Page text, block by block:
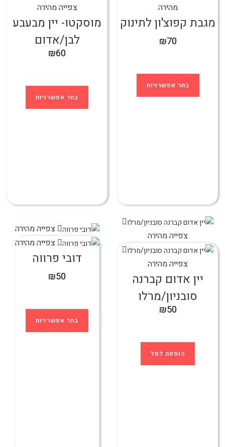
מהירה
מגבת קפוצ'ון לתינוק
₪70
בחר אפשרויות
צפייה מהירה
מוסקטו- יין מבעבע
לבן/אדום
₪60
בחר אפשרויות
צפייה מהירה
צפייה מהירה
יין אדום קברנה
סובניון/מרלו
₪50
הוספה לסל
צפייה מהירה
צפייה מהירה
דובי פרווה
₪50
בחר אפשרויות